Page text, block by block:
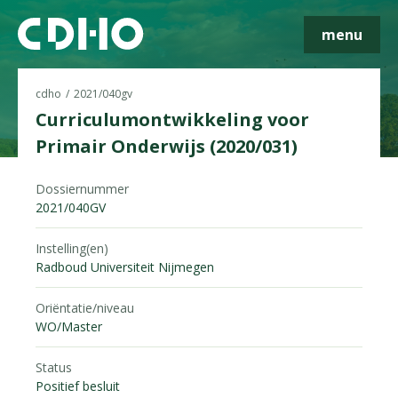
menu
cdho 2021/040gv
Curriculumontwikkeling voor
Primair Onderwijs (2020/031)
Dossiernummer
2021/040GV
Instelling(en)
Radboud Universiteit Nijmegen
Oriëntatie/niveau
WO/Master
Status
Positief besluit